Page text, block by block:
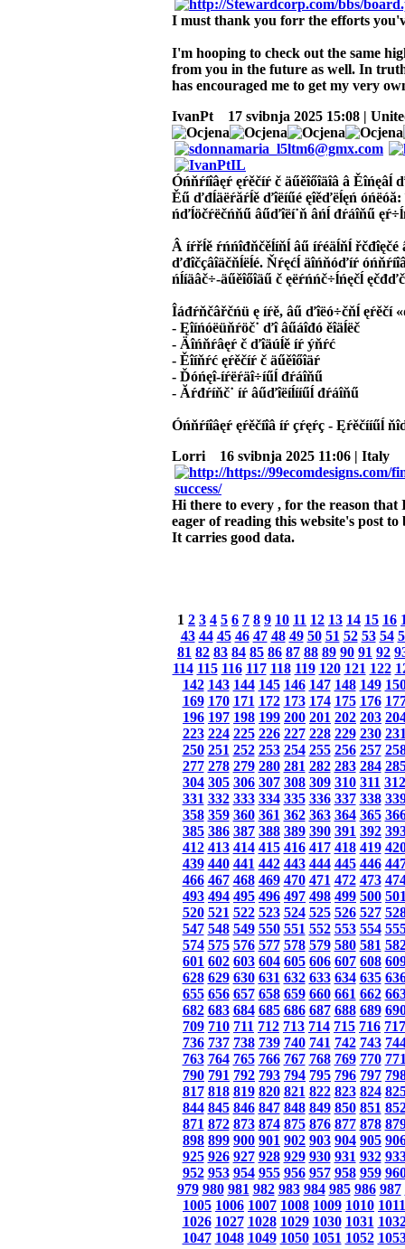
I must thank you forr the efforts
I'm hooping to check out the same
from you in the future as well. In
has encouraged me to get my very
IvanPt
17 svibnja 2025 15:08 |
Óńňŕíîâęŕ ęŕěčíŕ č äűěîőîäîâ â Ěîńęâĺ
Ěű ďđĺäëŕăŕĺě ďîëíűé ęîěďëĺęń
ńďĺöčŕëčńňű âűďîëí˙ň âńĺ đŕáîňű
Â íŕřĺě ŕńńîđňčěĺíňĺ âű íŕéäĺňĺ řčđîęčé
ďđîčçâîäčňĺëĺé. Ňŕęćĺ äîńňóďíŕ
ńĺíäâč÷-äűěîőîäű č ęëŕńńč÷ĺńęčĺ
Îáđŕňčâřčńü ę íŕě, âű ďîëó÷čňĺ ęŕěčí
- Ęîíńóëüňŕöč˙ ďî âűáîđó ěîäĺëč
- Äîńňŕâęŕ č ďîäúĺě íŕ ýňŕć
- Ěîíňŕć ęŕěčíŕ č äűěîőîäŕ
- Ďóńęî-íŕëŕäî÷íűĺ đŕáîňű
- Ăŕđŕíňč˙ íŕ âűďîëíĺííűĺ đŕáîňű
Óńňŕíîâęŕ ęŕěčíîâ íŕ çŕęŕç - Ęŕěčííűĺ
Lorri
16 svibnja 2025 11:06 | Italy
Hi there to every , for the reason that
eager of reading this website's post
It carries good data.
1 2 3 4 5 6 7 8 9 10 11 12 13 14 15 16
43 44 45 46 47 48 49 50 51 52 53 54
81 82 83 84 85 86 87 88 89 90 91 92
114 115 116 117 118 119 120 121 122
142 143 144 145 146 147 148 149
169 170 171 172 173 174 175 176
196 197 198 199 200 201 202 203
223 224 225 226 227 228 229 230
250 251 252 253 254 255 256 257
277 278 279 280 281 282 283 284
304 305 306 307 308 309 310 311 312
331 332 333 334 335 336 337 338
358 359 360 361 362 363 364 365
385 386 387 388 389 390 391 392
412 413 414 415 416 417 418 419
439 440 441 442 443 444 445 446
466 467 468 469 470 471 472 473
493 494 495 496 497 498 499 500
520 521 522 523 524 525 526 527
547 548 549 550 551 552 553 554
574 575 576 577 578 579 580 581
601 602 603 604 605 606 607 608
628 629 630 631 632 633 634 635
655 656 657 658 659 660 661 662
682 683 684 685 686 687 688 689
709 710 711 712 713 714 715 716 717
736 737 738 739 740 741 742 743
763 764 765 766 767 768 769 770
790 791 792 793 794 795 796 797
817 818 819 820 821 822 823 824
844 845 846 847 848 849 850 851
871 872 873 874 875 876 877 878
898 899 900 901 902 903 904 905
925 926 927 928 929 930 931 932
952 953 954 955 956 957 958 959
979 980 981 982 983 984 985 986 987
1005 1006 1007 1008 1009 1010 1011
1026 1027 1028 1029 1030 1031
1047 1048 1049 1050 1051 1052